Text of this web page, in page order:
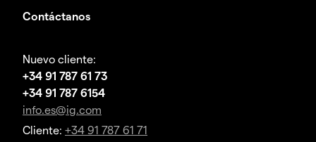
Contáctanos
Nuevo cliente:
+34 91 787 61 73
+34 91 787 6154
info.es@ig.com
Cliente: +34 91 787 61 71